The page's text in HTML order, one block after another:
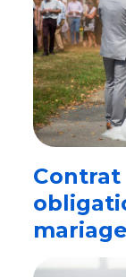
Contrat